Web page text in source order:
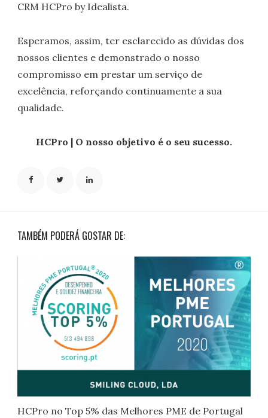
CRM HCPro by Idealista.
Esperamos, assim, ter esclarecido as dúvidas dos
nossos clientes e demonstrado o nosso
compromisso em prestar um serviço de
excelência, reforçando continuamente a sua
qualidade.
HCPro | O nosso objetivo é o seu sucesso.
TAMBÉM PODERÁ GOSTAR DE:
HCPro no Top 5% das Melhores PME de Portugal